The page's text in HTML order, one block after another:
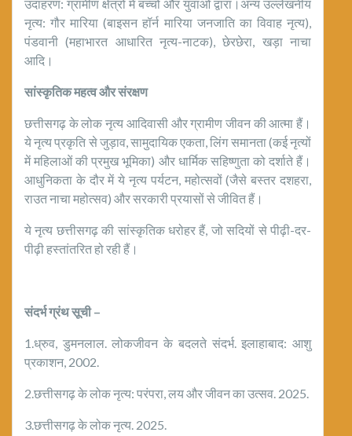
उदाहरण: ग्रामीण क्षेत्रों में बच्चों और युवाओं द्वारा।अन्य उल्लेखनीय
नृत्य: गौर मारिया (बाइसन हॉर्न मारिया जनजाति का विवाह नृत्य),
पंडवानी (महाभारत आधारित नृत्य-नाटक), छेरछेरा, खड़ा नाचा
आदि।
सांस्कृतिकमहत्वऔरसंरक्षण
छत्तीसगढ़ के लोक नृत्य आदिवासी और ग्रामीण जीवन की आत्मा हैं।
ये नृत्य प्रकृति से जुड़ाव, सामुदायिक एकता, लिंग समानता (कई नृत्यों
में महिलाओं की प्रमुख भूमिका) और धार्मिक सहिष्णुता को दर्शाते हैं।
आधुनिकता के दौर में ये नृत्य पर्यटन, महोत्सवों (जैसे बस्तर दशहरा,
राउत नाचा महोत्सव) और सरकारी प्रयासों से जीवित हैं।
ये नृत्य छत्तीसगढ़ की सांस्कृतिक धरोहर हैं, जो सदियों से पीढ़ी-दर-
पीढ़ी हस्तांतरित हो रही हैं।
संदर्भग्रंथसूची –
1.ध्रुव, डुमनलाल. लोकजीवन के बदलते संदर्भ. इलाहाबाद: आशु
प्रकाशन, 2002.
2.छत्तीसगढ़ के लोक नृत्य: परंपरा, लय और जीवन का उत्सव. 2025.
3.छत्तीसगढ़ के लोक नृत्य. 2025.